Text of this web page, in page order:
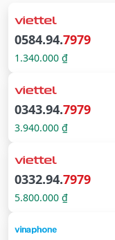
0584.94.7979
1.340.000 ₫
0343.94.7979
3.940.000 ₫
0332.94.7979
5.800.000 ₫